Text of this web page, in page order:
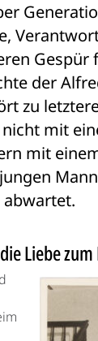
Gespür
der
zu
mit
mit
abwartet.
Liebe